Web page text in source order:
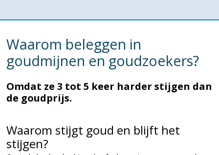
Waarom beleggen in
goudmijnen en goudzoekers?
Omdat ze 3 tot 5 keer harder stijgen dan
de goudprijs.
Waarom stijgt goud en blijft het
stijgen?